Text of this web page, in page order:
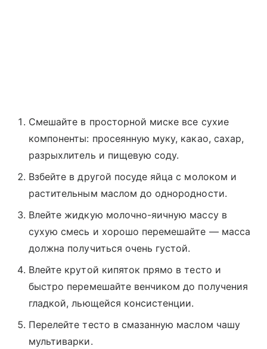
Смешайте в просторной миске все сухие
компоненты: просеянную муку, какао, сахар,
разрыхлитель и пищевую соду.
Взбейте в другой посуде яйца с молоком и
растительным маслом до однородности.
Влейте жидкую молочно-яичную массу в
сухую смесь и хорошо перемешайте — масса
должна получиться очень густой.
Влейте крутой кипяток прямо в тесто и
быстро перемешайте венчиком до получения
гладкой, льющейся консистенции.
Перелейте тесто в смазанную маслом чашу
мультиварки.